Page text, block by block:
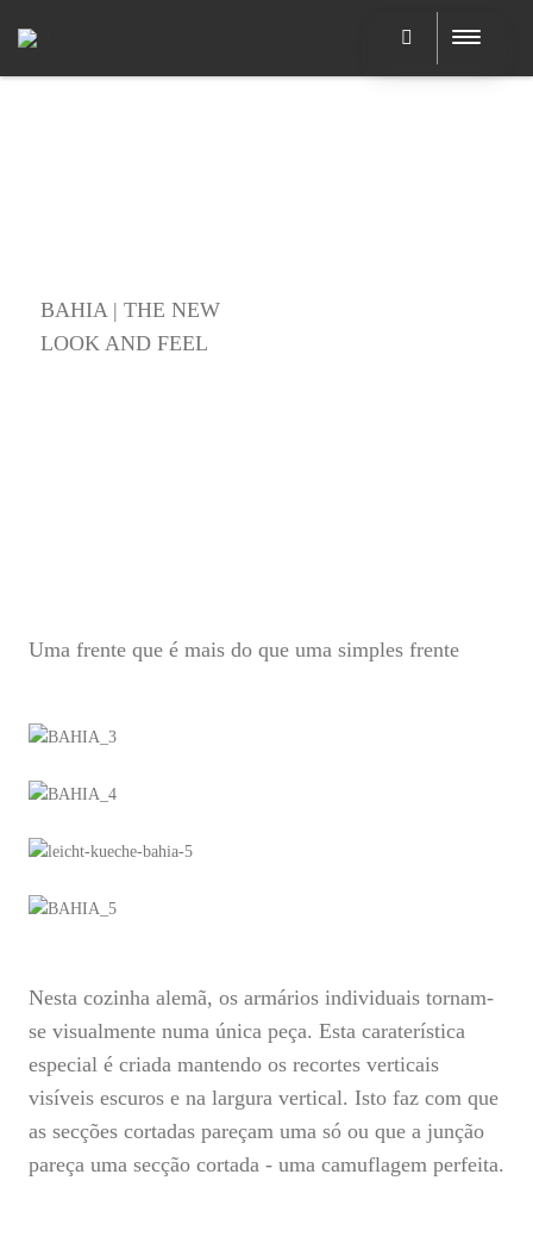
BAHIA | THE NEW
LOOK AND FEEL
Uma frente que é mais do que uma simples frente
Nesta cozinha alemã, os armários individuais tornam-
se visualmente numa única peça. Esta caraterística
especial é criada mantendo os recortes verticais
visíveis escuros e na largura vertical. Isto faz com que
as secções cortadas pareçam uma só ou que a junção
pareça uma secção cortada - uma camuflagem perfeita.